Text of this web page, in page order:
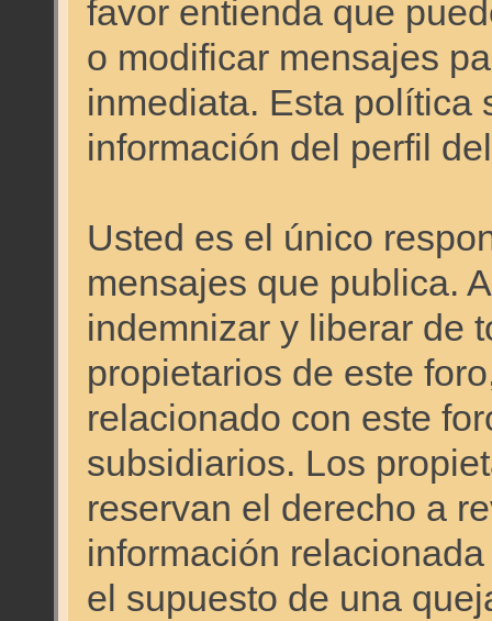
favor entienda que
o modificar mensajes
inmediata. Esta política
información del perfil
Usted es el único
mensajes que publica.
indemnizar y liberar de
propietarios de este
relacionado con este
subsidiarios. Los
reservan el derecho a
información
el supuesto de una